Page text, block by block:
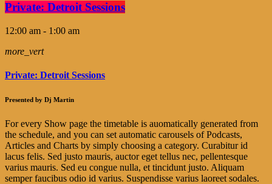
Private: Detroit Sessions
12:00 am - 1:00 am
more_vert
Private: Detroit Sessions
Presented by Dj Martin
For every Show page the timetable is auomatically generated from
the schedule, and you can set automatic carousels of Podcasts,
Articles and Charts by simply choosing a category. Curabitur id
lacus felis. Sed justo mauris, auctor eget tellus nec, pellentesque
varius mauris. Sed eu congue nulla, et tincidunt justo. Aliquam
semper faucibus odio id varius. Suspendisse varius laoreet sodales.